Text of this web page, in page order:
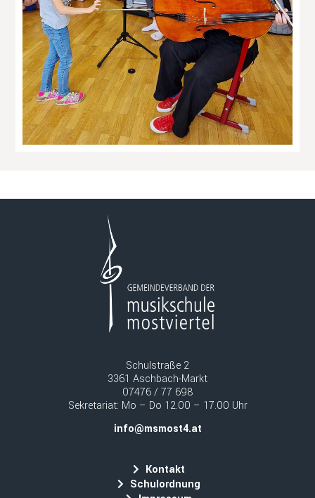
Schulstraße 2
3361 Aschbach-Markt
07476 / 77 698
Sekretariat: Mo – Do 12.00 – 17.00 Uhr
info@msmost4.at
Kontakt
Schulordnung